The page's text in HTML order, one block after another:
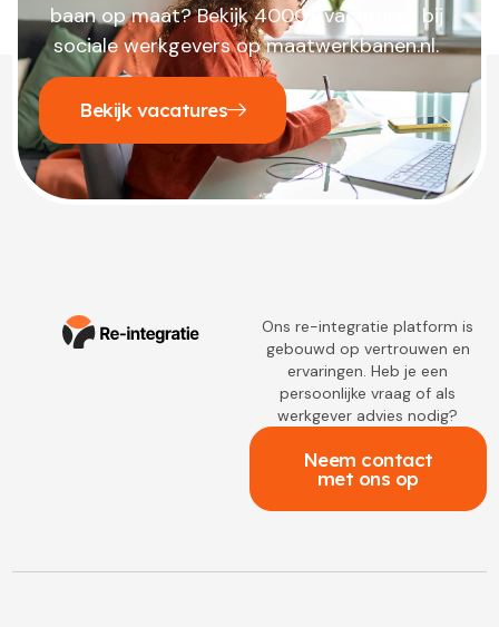
baan op maat? Bekijk 4000+ vacatures bij
sociale werkgevers op maatwerkbanen.nl.
Bekijk vacatures
Ons re-integratie platform is
gebouwd op vertrouwen en
ervaringen. Heb je een
persoonlijke vraag of als
werkgever advies nodig?
Neem contact
met ons op